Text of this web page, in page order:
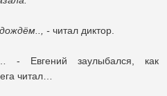
- читал диктор.
- Евгений заулыбался, как
читал…